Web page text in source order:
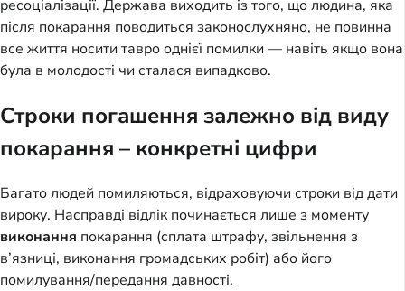
ресоціалізації. Держава виходить із того, що людина, яка
після покарання поводиться законослухняно, не повинна
все життя носити тавро однієї помилки — навіть якщо вона
була в молодості чи сталася випадково.
Строки погашення залежно від виду
покарання – конкретні цифри
Багато людей помиляються, відраховуючи строки від дати
вироку. Насправді відлік починається лише з моменту
виконання покарання (сплата штрафу, звільнення з
в’язниці, виконання громадських робіт) або його
помилування/передання давності.